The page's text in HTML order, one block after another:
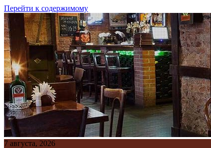
Перейти к содержимому
7 августа, 2026